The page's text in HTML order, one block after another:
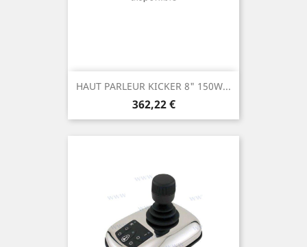
HAUT PARLEUR KICKER 8" 150W...
Prix
362,22 €